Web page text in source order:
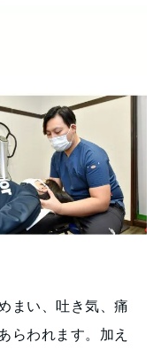
まい、吐き気、痛
らわれます。加え